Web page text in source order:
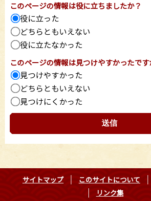
このページの情報は役に立ちましたか？
役に立った
どちらともいえない
役に立たなかった
このページの情報は見つけやすかったです
見つけやすかった
どちらともいえない
見つけにくかった
サイトマップ このサイトについて
リンク集